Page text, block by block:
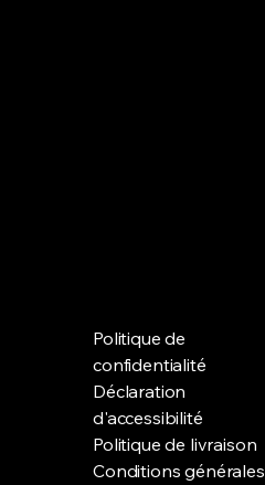
Politique de
confidentialité
Déclaration
d'accessibilité
Politique de livraison
Conditions générales